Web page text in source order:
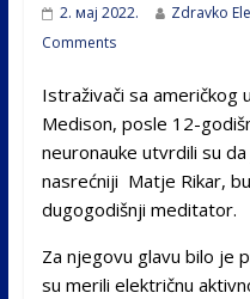
2. мај 2022. Zdravko
Comments
Istraživači sa američkog
Medison, posle 12-
neuronauke utvrdili su
nasrećniji Matje Rikar,
dugogodišnji meditator.
Za njegovu glavu bilo je
su merili električnu